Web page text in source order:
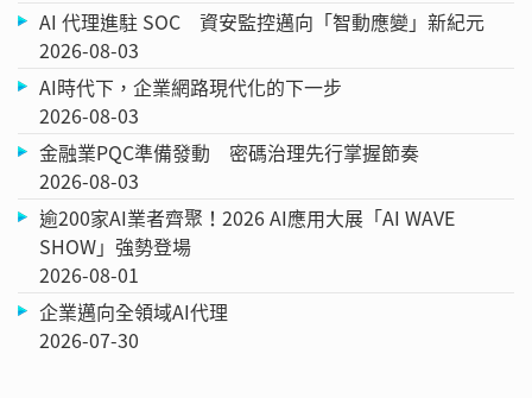
AI 代理進駐 SOC 資安監控邁向「智動應變」新紀元
2026-08-03
AI時代下，企業網路現代化的下一步
2026-08-03
金融業PQC準備發動 密碼治理先行掌握節奏
2026-08-03
逾200家AI業者齊聚！2026 AI應用大展「AI WAVE
SHOW」強勢登場
2026-08-01
企業邁向全領域AI代理
2026-07-30